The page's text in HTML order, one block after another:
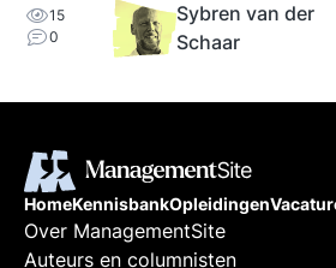
15
0
Sybren van der
Schaar
HomeKennisbankOpleidingen
Over ManagementSite
Auteurs en columnisten